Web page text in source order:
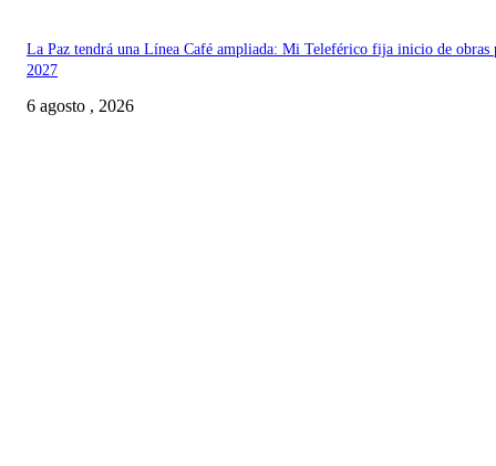
La Paz tendrá una Línea Café ampliada: Mi Teleférico fija inicio de obras
2027
6 agosto , 2026